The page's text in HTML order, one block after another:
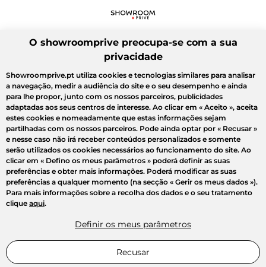
O showroomprive preocupa-se com a sua
privacidade
Showroomprive.pt utiliza cookies e tecnologias similares para analisar
a navegação, medir a audiência do site e o seu desempenho e ainda
para lhe propor, junto com os nossos parceiros, publicidades
adaptadas aos seus centros de interesse. Ao clicar em « Aceito », aceita
estes cookies e nomeadamente que estas informações sejam
partilhadas com os nossos parceiros. Pode ainda optar por « Recusar »
e nesse caso não irá receber conteúdos personalizados e somente
serão utilizados os cookies necessários ao funcionamento do site. Ao
clicar em « Defino os meus parâmetros » poderá definir as suas
preferências e obter mais informações. Poderá modificar as suas
preferências a qualquer momento (na secção « Gerir os meus dados »).
Para mais informações sobre a recolha dos dados e o seu tratamento
clique aqui.
Definir os meus parâmetros
Recusar